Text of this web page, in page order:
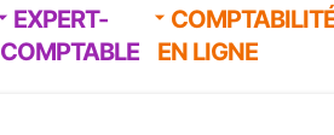
EXPERT-
COMPTABLE
EN LIGNE